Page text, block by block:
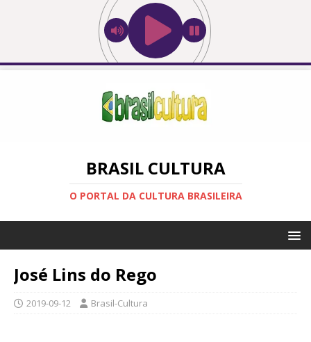
BRASIL CULTURA
O PORTAL DA CULTURA BRASILEIRA
José Lins do Rego
2019-09-12 Brasil-Cultura